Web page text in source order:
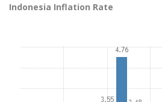
Indonesia Inflation Rate